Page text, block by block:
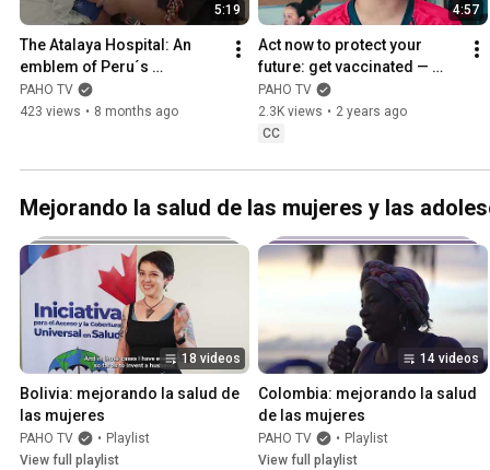
5:19
The Atalaya Hospital: An
emblem of Peru´s
intercultural health strategy
PAHO TV
423 views • 8 months ago
4:57
Act now to protect your
future: get vaccinated —
Vaccination Week in the
Americas 2024
PAHO TV
2.3K views • 2 years ago
CC
Mejorando la salud de las mujeres y las
18 videos
Bolivia: mejorando la salud de
las mujeres
PAHO TV • Playlist
View full playlist
14 videos
Colombia: mejorando la salud
de las mujeres
PAHO TV • Playlist
View full playlist